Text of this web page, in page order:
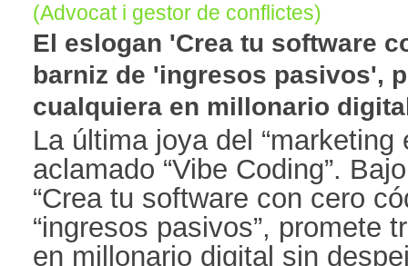
(Advocat i gestor de conflictes)
El eslogan 'Crea tu software
barniz de 'ingresos pasivos',
cualquiera en millonario
La última joya del “marketing
aclamado “Vibe Coding”.
“Crea tu software con cero
“ingresos pasivos”, promete
en millonario digital sin